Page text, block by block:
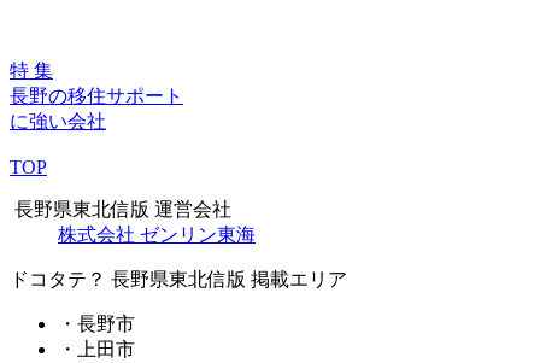
特 集
長野の移住サポート
に強い会社
TOP
長野県東北信版 運営会社
株式会社 ゼンリン東海
ドコタテ？ 長野県東北信版 掲載エリア
・長野市
・上田市